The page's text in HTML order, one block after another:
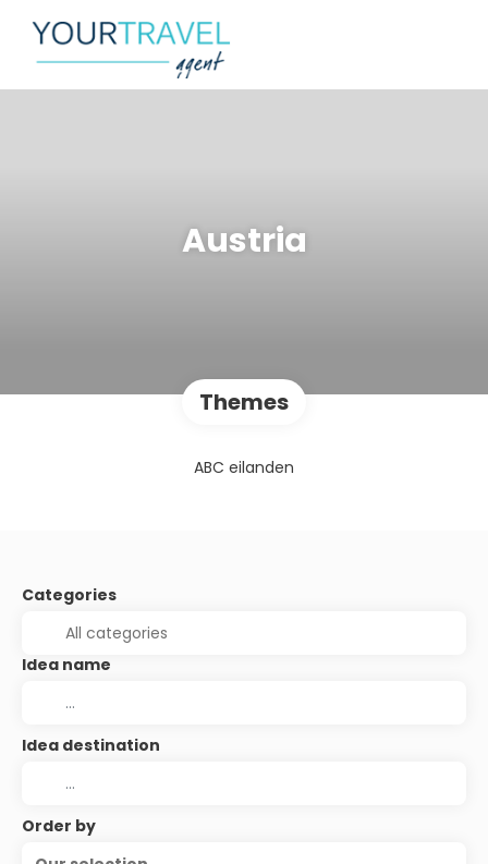
Austria
Themes
ABC eilanden
Categories
Idea name
Idea destination
Order by